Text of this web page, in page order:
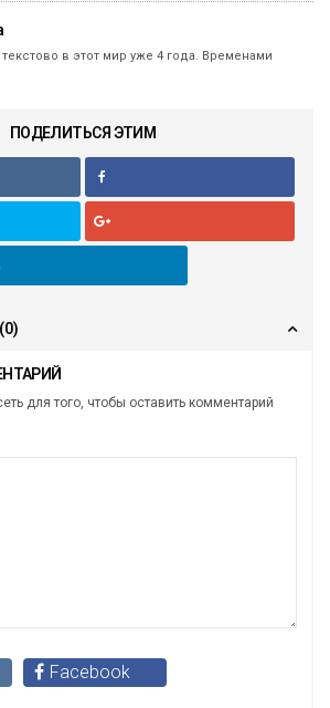
в этот мир уже 4 года. Временами
ПОДЕЛИТЬСЯ ЭТИМ
(0)
для того, чтобы оставить комментарий
Facebook